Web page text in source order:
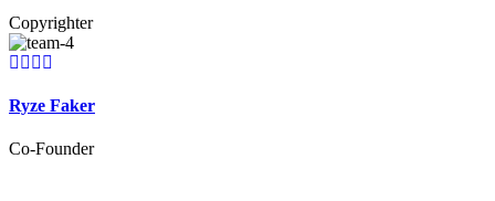
Copyrighter
Ryze Faker
Co-Founder